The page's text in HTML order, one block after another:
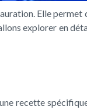
Elle
explorer en
recette